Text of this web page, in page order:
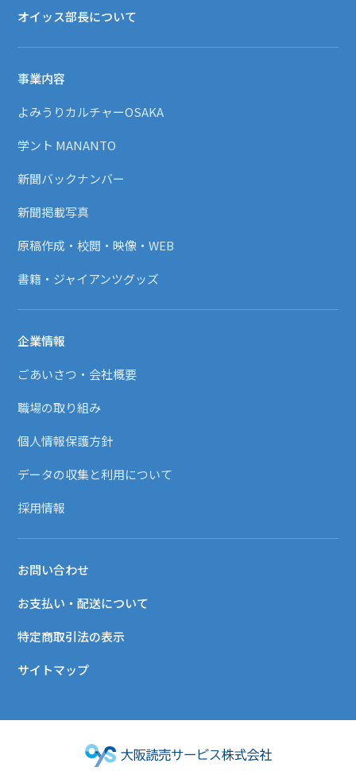
オイッス部長について
事業内容
よみうりカルチャーOSAKA
学ント MANANTO
新聞バックナンバー
新聞掲載写真
原稿作成・校閲・映像・WEB
書籍・ジャイアンツグッズ
企業情報
ごあいさつ・会社概要
職場の取り組み
個人情報保護方針
データの収集と利用について
採用情報
お問い合わせ
お支払い・配送について
特定商取引法の表示
サイトマップ